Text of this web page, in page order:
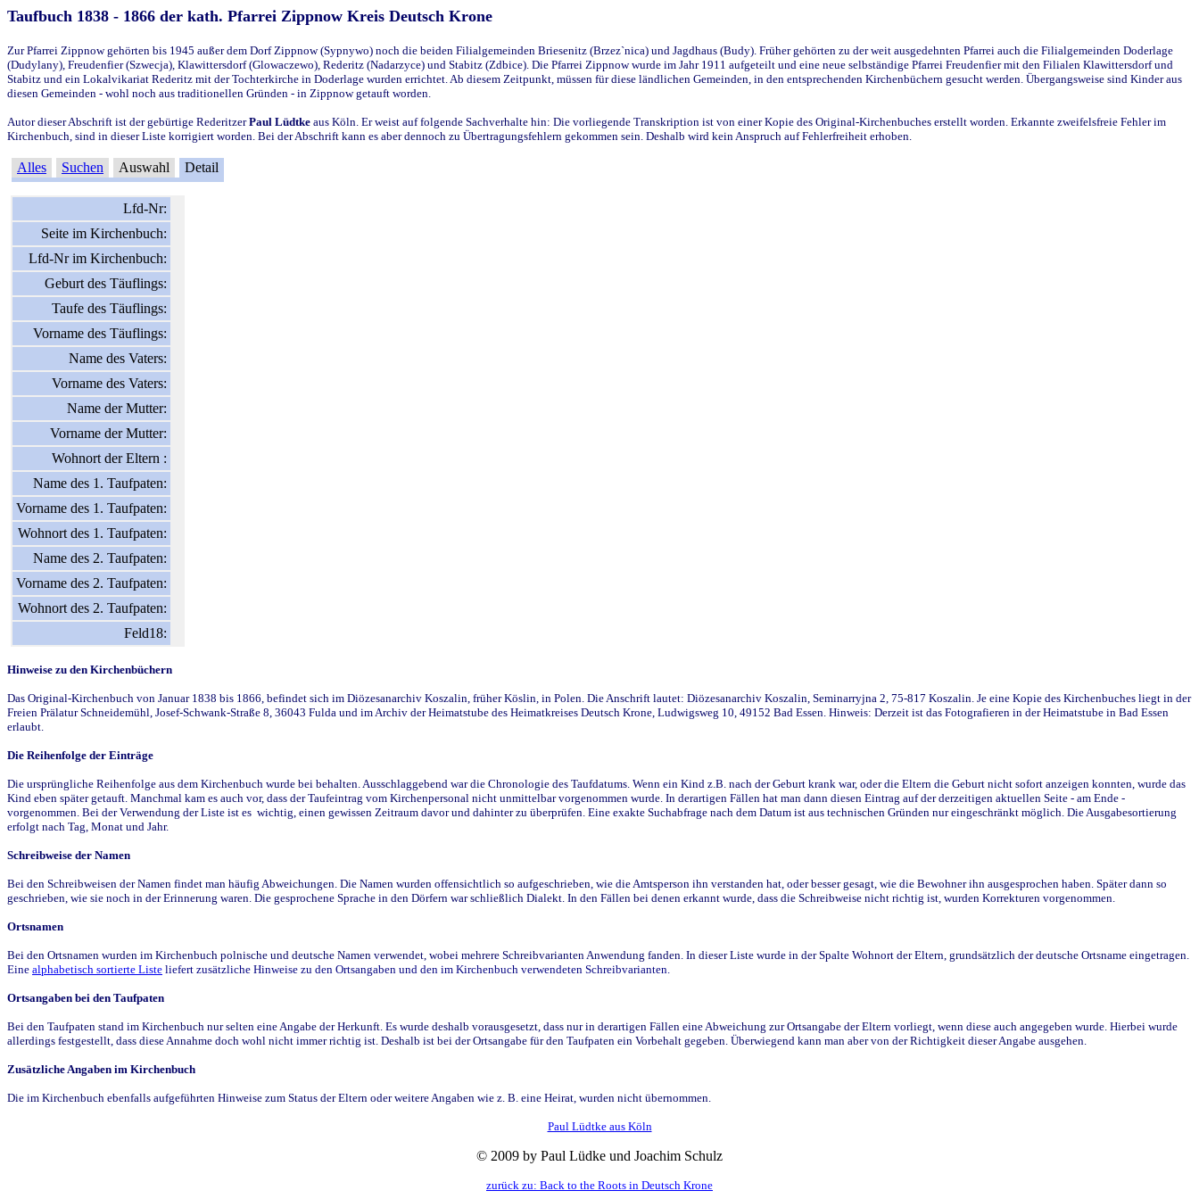
Taufbuch 1838 - 1866 der kath. Pfarrei Zippnow Kreis Deutsch Krone
Zur Pfarrei Zippnow gehörten bis 1945 außer dem Dorf Zippnow (Sypnywo) noch die beiden Filialgemeinden Briesenitz (Brzez`nica) und Jagdhaus (Budy). Früher gehörten zu der weit ausgedehnten Pfarrei auch die Filialgemeinden Doderlage
(Dudylany), Freudenfier (Szwecja), Klawittersdorf (Glowaczewo), Rederitz (Nadarzyce) und Stabitz (Zdbice). Die Pfarrei Zippnow wurde im Jahr 1911 aufgeteilt und eine neue selbständige Pfarrei Freudenfier mit den Filialen Klawittersdorf und
Stabitz und ein Lokalvikariat Rederitz mit der Tochterkirche in Doderlage wurden errichtet. Ab diesem Zeitpunkt, müssen für diese ländlichen Gemeinden, in den entsprechenden Kirchenbüchern gesucht werden. Übergangsweise sind Kinder aus
diesen Gemeinden - wohl noch aus traditionellen Gründen - in Zippnow getauft worden.
Autor dieser Abschrift ist der gebürtige RederitzerPaul Lüdtke aus Köln. Er weist auf folgende Sachverhalte hin: Die vorliegende Transkription ist von einer Kopie des Original-Kirchenbuches erstellt worden. Erkannte zweifelsfreie Fehler im
Kirchenbuch, sind in dieser Liste korrigiert worden. Bei der Abschrift kann es aber dennoch zu Übertragungsfehlern gekommen sein. Deshalb wird kein Anspruch auf Fehlerfreiheit erhoben.
Alles Suchen Auswahl Detail
Lfd-Nr:
Seite im Kirchenbuch:
Lfd-Nr im Kirchenbuch:
Geburt des Täuflings:
Taufe des Täuflings:
Vorname des Täuflings:
Name des Vaters:
Vorname des Vaters:
Name der Mutter:
Vorname der Mutter:
Wohnort der Eltern :
Name des 1. Taufpaten:
Vorname des 1. Taufpaten:
Wohnort des 1. Taufpaten:
Name des 2. Taufpaten:
Vorname des 2. Taufpaten:
Wohnort des 2. Taufpaten:
Feld18:
Hinweise zu den Kirchenbüchern
Das Original-Kirchenbuch von Januar 1838 bis 1866, befindet sich im Diözesanarchiv Koszalin, früher Köslin, in Polen. Die Anschrift lautet: Diözesanarchiv Koszalin, Seminarryjna 2, 75-817 Koszalin. Je eine Kopie des Kirchenbuches liegt in der
Freien Prälatur Schneidemühl, Josef-Schwank-Straße 8, 36043 Fulda und im Archiv der Heimatstube des Heimatkreises Deutsch Krone, Ludwigsweg 10, 49152 Bad Essen. Hinweis: Derzeit ist das Fotografieren in der Heimatstube in Bad Essen
erlaubt.
Die Reihenfolge der Einträge
Die ursprüngliche Reihenfolge aus dem Kirchenbuch wurde bei behalten. Ausschlaggebend war die Chronologie des Taufdatums. Wenn ein Kind z.B. nach der Geburt krank war, oder die Eltern die Geburt nicht sofort anzeigen konnten, wurde das
Kind eben später getauft. Manchmal kam es auch vor, dass der Taufeintrag vom Kirchenpersonal nicht unmittelbar vorgenommen wurde. In derartigen Fällen hat man dann diesen Eintrag auf der derzeitigen aktuellen Seite - am Ende -
vorgenommen. Bei der Verwendung der Liste ist es wichtig, einen gewissen Zeitraum davor und dahinter zu überprüfen. Eine exakte Suchabfrage nach dem Datum ist aus technischen Gründen nur eingeschränkt möglich. Die Ausgabesortierung
erfolgt nach Tag, Monat und Jahr.
Schreibweise der Namen
Bei den Schreibweisen der Namen findet man häufig Abweichungen. Die Namen wurden offensichtlich so aufgeschrieben, wie die Amtsperson ihn verstanden hat, oder besser gesagt, wie die Bewohner ihn ausgesprochen haben. Später dann so
geschrieben, wie sie noch in der Erinnerung waren. Die gesprochene Sprache in den Dörfern war schließlich Dialekt. In den Fällen bei denen erkannt wurde, dass die Schreibweise nicht richtig ist, wurden Korrekturen vorgenommen.
Ortsnamen
Bei den Ortsnamen wurden im Kirchenbuch polnische und deutsche Namen verwendet, wobei mehrere Schreibvarianten Anwendung fanden. In dieser Liste wurde in der Spalte Wohnort der Eltern, grundsätzlich der deutsche Ortsname eingetragen.
Eine alphabetisch sortierte Liste liefert zusätzliche Hinweise zu den Ortsangaben und den im Kirchenbuch verwendeten Schreibvarianten.
Ortsangaben bei den Taufpaten
Bei den Taufpaten stand im Kirchenbuch nur selten eine Angabe der Herkunft. Es wurde deshalb vorausgesetzt, dass nur in derartigen Fällen eine Abweichung zur Ortsangabe der Eltern vorliegt, wenn diese auch angegeben wurde. Hierbei wurde
allerdings festgestellt, dass diese Annahme doch wohl nicht immer richtig ist. Deshalb ist bei der Ortsangabe für den Taufpaten ein Vorbehalt gegeben. Überwiegend kann man aber von der Richtigkeit dieser Angabe ausgehen.
Zusätzliche Angaben im Kirchenbuch
Die im Kirchenbuch ebenfalls aufgeführten Hinweise zum Status der Eltern oder weitere Angaben wie z. B. eine Heirat, wurden nicht übernommen.
Paul Lüdtke aus Köln
© 2009 by Paul Lüdke und Joachim Schulz
zurück zu: Back to the Roots in Deutsch Krone